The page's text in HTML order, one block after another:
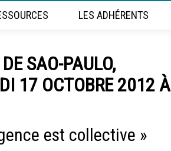
LES ADHÉRENTS
SAO-PAULO,
17 OCTOBRE 2012 À
est collective »